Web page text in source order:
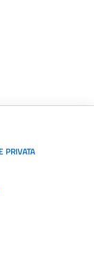
PRIVATA